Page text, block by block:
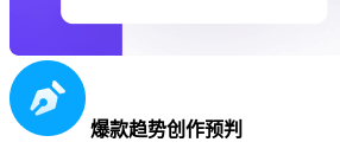
爆款趋势创作预判